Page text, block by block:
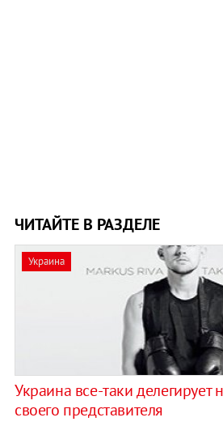
ЧИТАЙТЕ В РАЗДЕЛЕ
Украина
Украина все-таки делегирует
своего представителя